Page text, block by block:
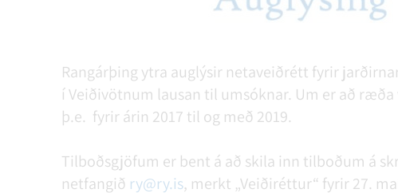
Rangárþing ytra auglýsir netaveiðrétt fyrir
í Veiðivötnum lausan til umsóknar. Um er að
þ.e. fyrir árin 2017 til og með 2019.
Tilboðsgjöfum er bent á að skila inn tilboðum á
netfangið ry@ry.is, merkt „Veiðiréttur“ fyrir 27.